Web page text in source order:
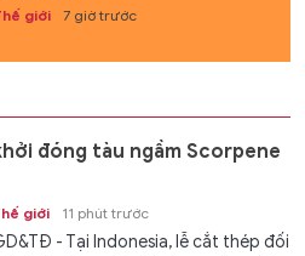
giới 7 giờ trước
đóng tàu ngầm Scorpene
giới 11 phút trước
- Tại Indonesia, lễ cắt thép đối